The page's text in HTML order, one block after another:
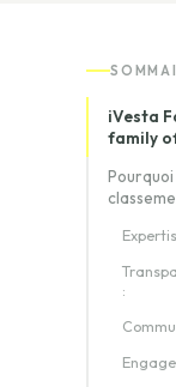
iVesta
family
: